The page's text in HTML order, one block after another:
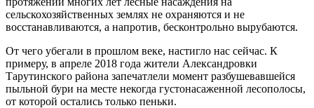
сельскохозяйственных землях не охраняются и не
восстанавливаются, а напротив, бесконтрольно вырубаются.
От чего убегали в прошлом веке, настигло нас сейчас. К
примеру, в апреле 2018 года жители Александровки
Тарутинского района запечатлели момент разбушевавшейся
пыльной бури на месте некогда густонасаженной лесополосы,
от которой остались только пеньки.